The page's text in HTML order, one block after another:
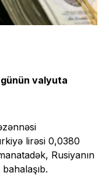
valyuta
lirəsi 0,0380
Rusiyanın